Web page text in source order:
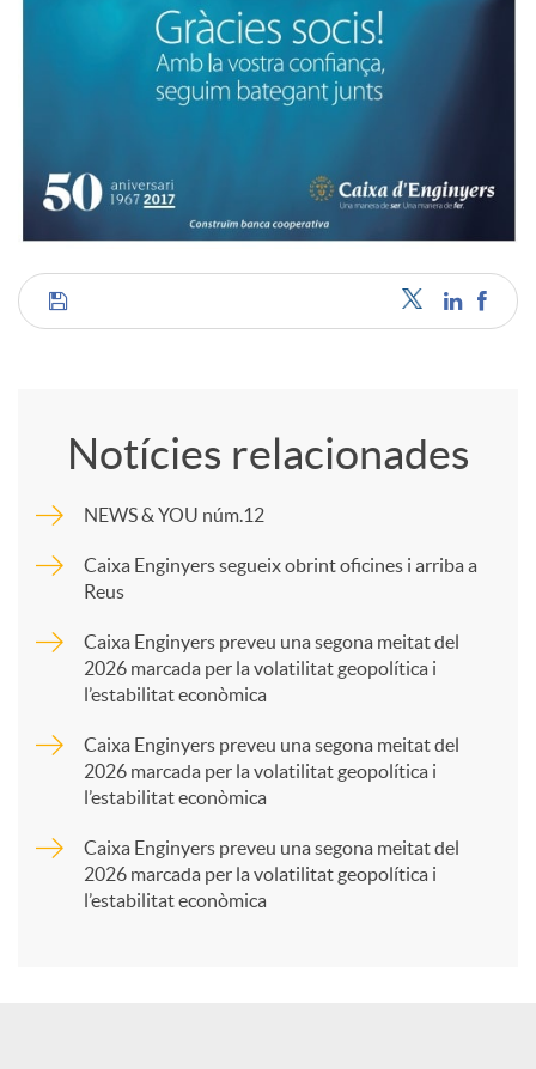
C
p
a
Notícies relacionades
NEWS & YOU núm.12
Caixa Enginyers segueix obrint oficines i arriba a
Reus
Caixa Enginyers preveu una segona meitat del
2026 marcada per la volatilitat geopolítica i
l’estabilitat econòmica
Caixa Enginyers preveu una segona meitat del
2026 marcada per la volatilitat geopolítica i
l’estabilitat econòmica
Caixa Enginyers preveu una segona meitat del
2026 marcada per la volatilitat geopolítica i
l’estabilitat econòmica